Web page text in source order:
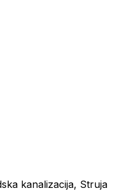
kanalizacija, Struja